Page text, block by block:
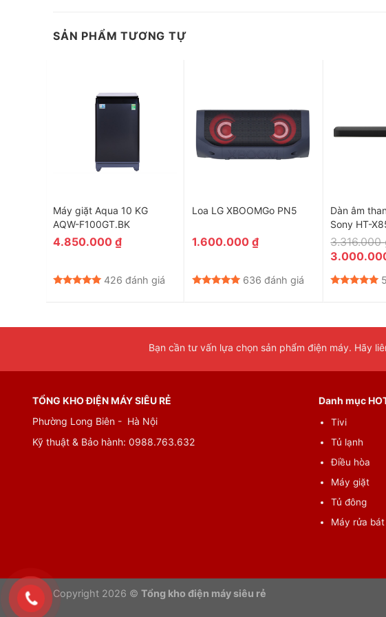
Dễ dàng kết nối loa với các thiết bị khác qua các cổng: HDMI,
SẢN PHẨM TƯƠNG TỰ
Máy giặt Aqua 10 KG
AQW-F100GT.BK
4.850.000 ₫
426 đánh giá
Loa LG XBOOMGo PN5
1.600.000 ₫
636 đánh giá
Dàn âm
Sony HT-
3.316.000
Giá
là:
3.316.000
Bạn cần tư vấn lựa chọn sản phẩm điện máy. Hãy
TỔNG KHO ĐIỆN MÁY SIÊU RẺ
Phường Long Biên - Hà Nội
Kỹ thuật & Bảo hành: 0988.763.632
Danh mục
Tivi
Tủ lạnh
Điều hòa
Máy giặt
Tủ đông
Máy rửa bát
Copyright 2026 © Tổng kho điện máy siêu rẻ